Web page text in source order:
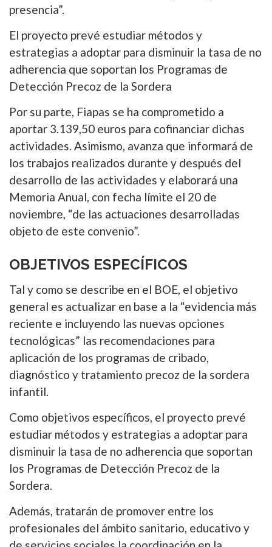
presencia”.
El proyecto prevé estudiar métodos y
estrategias a adoptar para disminuir la tasa de no
adherencia que soportan los Programas de
Detección Precoz de la Sordera
Por su parte, Fiapas se ha comprometido a
aportar 3.139,50 euros para cofinanciar dichas
actividades. Asimismo, avanza que informará de
los trabajos realizados durante y después del
desarrollo de las actividades y elaborará una
Memoria Anual, con fecha límite el 20 de
noviembre, “de las actuaciones desarrolladas
objeto de este convenio”.
OBJETIVOS ESPECÍFICOS
Tal y como se describe en el BOE, el objetivo
general es actualizar en base a la “evidencia más
reciente e incluyendo las nuevas opciones
tecnológicas” las recomendaciones para
aplicación de los programas de cribado,
diagnóstico y tratamiento precoz de la sordera
infantil.
Como objetivos específicos, el proyecto prevé
estudiar métodos y estrategias a adoptar para
disminuir la tasa de no adherencia que soportan
los Programas de Detección Precoz de la
Sordera.
Además, tratarán de promover entre los
profesionales del ámbito sanitario, educativo y